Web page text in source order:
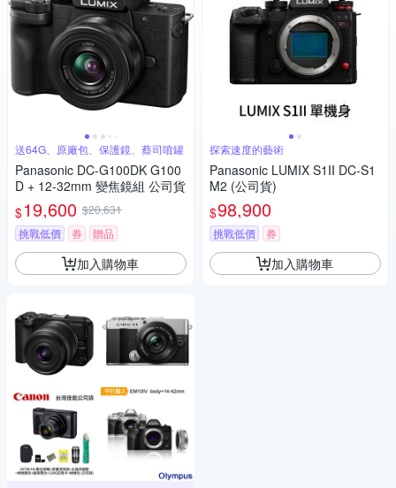
送64G、原廠包、保護鏡、蔡司噴罐
Panasonic DC-G100DK G100
D + 12-32mm 變焦鏡組 公司貨
$19,600 $20,631
挑戰低價
券 贈品
加入購物車
探索速度的藝術
Panasonic LUMIX S1II DC-S1
M2 (公司貨)
$98,900
挑戰低價 券
加入購物車